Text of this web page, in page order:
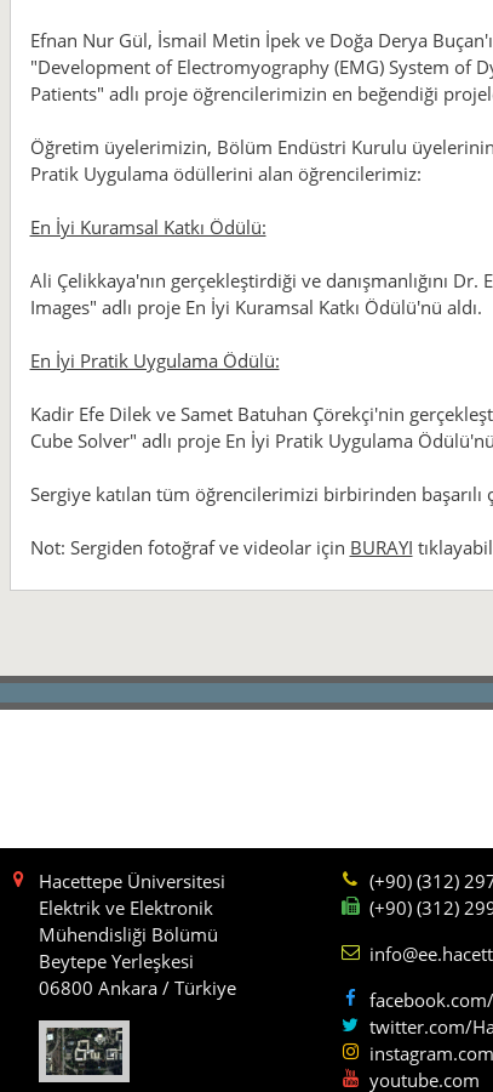
Efnan Nur Gül, İsmail Metin İpek ve Doğa Derya
"Development of Electromyography (EMG) System of
Patients" adlı proje öğrencilerimizin en beğendiği
Öğretim üyelerimizin, Bölüm Endüstri Kurulu
Pratik Uygulama ödüllerini alan öğrencilerimiz:
En İyi Kuramsal Katkı Ödülü:
Ali Çelikkaya'nın gerçekleştirdiği ve danışmanlığını
Images" adlı proje En İyi Kuramsal Katkı Ödülü'nü aldı.
En İyi Pratik Uygulama Ödülü:
Kadir Efe Dilek ve Samet Batuhan Çörekçi'nin
Cube Solver" adlı proje En İyi Pratik Uygulama
Sergiye katılan tüm öğrencilerimizi birbirinden başarılı
Not: Sergiden fotoğraf ve videolar için BURAYI
Hacettepe Üniversitesi
Elektrik ve Elektronik
Mühendisliği Bölümü
Beytepe Yerleşkesi
06800 Ankara / Türkiye
(+90) (312)
(+90) (312)
twitter.com/
youtube.com